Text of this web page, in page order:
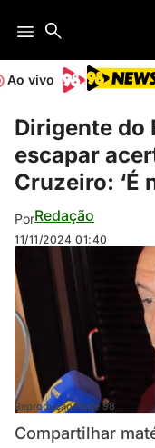
Ao vivo
Dirigente do
escapar
Cruzeiro: ‘É
PorRedação
11/11/2024 01:40
Reprodução/Rede 98
Compartilhar